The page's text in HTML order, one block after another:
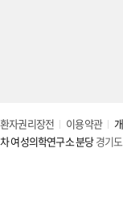
환자권리장전 이용약관
차 여성의학연구소 분당경기도